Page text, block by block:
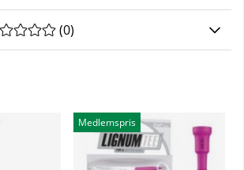
0 AV 5 ANTAL BETYG 0
(0)
Medlemspris